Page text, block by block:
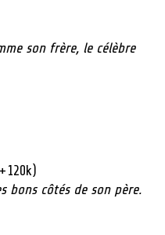
son frère, le célèbre
bons côtés de son père.